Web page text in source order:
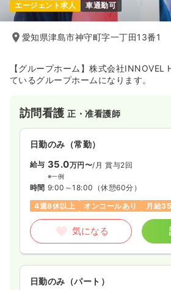
エージェント求人 車通勤可
愛知県津島市神守町字一丁田13番1
【グループホーム】株式会社INNOVEL
ているグループホームになります。
訪問看護正・准看護師
日勤のみ（常勤）
給与 35.0万円〜/月 賞与2回
※一例
時間 9:00～18:00 （休憩60分）
4週8休以上
オンコールあり 月給
気になる
日勤のみ（パート）